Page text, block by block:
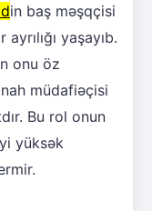
in baş məşqçisi
yaşayıb.
onu öz
müdafiəçisi
Bu rol onun
yüksək